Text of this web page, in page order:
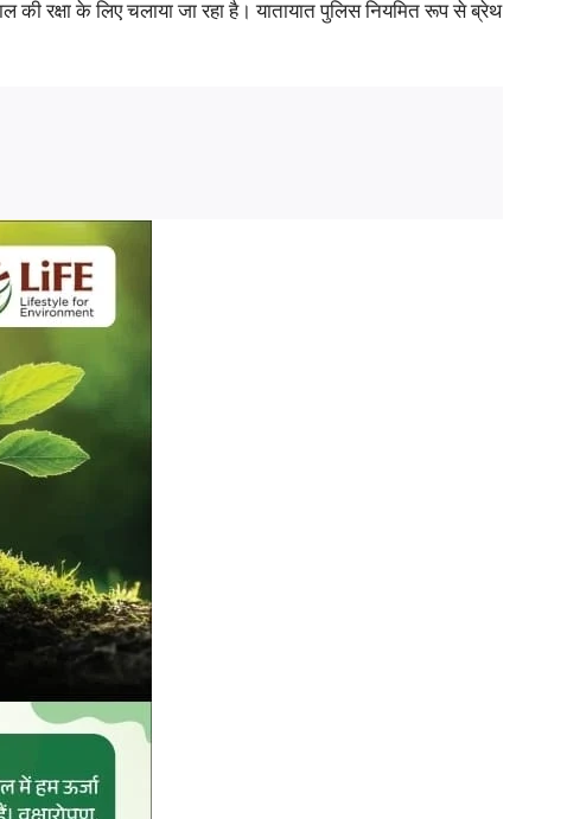
रक्षा के लिए चलाया जा रहा है। यातायात पुलिस नियमित रूप से ब्रेथ